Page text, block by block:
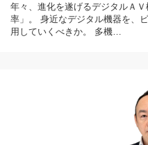
年々、進化を遂げるデジタルＡ
率」。 身近なデジタル機器を、
用していくべきか。 多機…